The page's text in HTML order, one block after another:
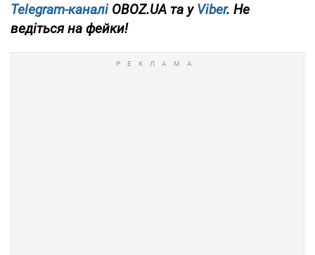
Telegram-каналіOBOZ.UA та уViber. Не
ведіться на фейки!